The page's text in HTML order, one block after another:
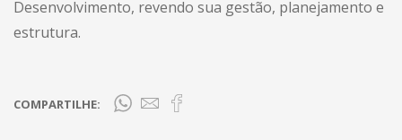
Desenvolvimento, revendo sua gestão, planejamento e
estrutura.
COMPARTILHE: